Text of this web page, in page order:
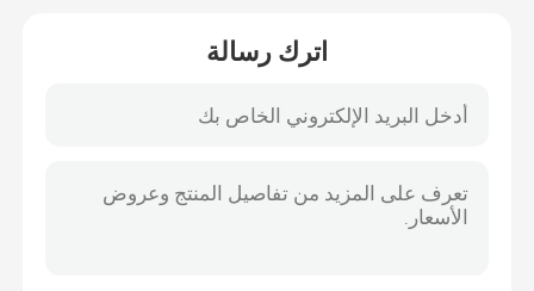
غلاف سيارة PPF
اترك رسالة